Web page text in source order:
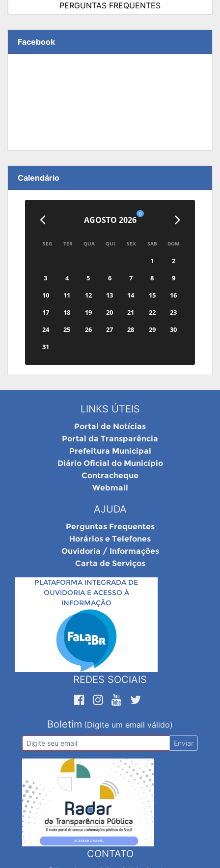
PERGUNTAS FREQUENTES
Facebook
Calendário
AGOSTO 2026
0
SEG TER QUA QUI SEX SAB DOM
1
2
3
4 5 6 7 8
9
10
11 12 13 14 15
16
17
18 19 20 21 22
23
24
25 26 27 28 29
30
31
LINKS ÚTEIS
Portal de Notícias
Portal da Transparência
Prefeitura Municipal
Diário Oficial do Município
Contracheque
Webmail
AJUDA
Perguntas Frequentes
Horários e Telefones
Ouvidoria / Informações
Carta de Serviços
PLATAFORMA INTEGRADA DE
OUVIDORIA E ACESSO À
INFORMAÇÃO
REDES SOCIAIS
Boletim (Digite um email válido)
Enviar
CONTATO